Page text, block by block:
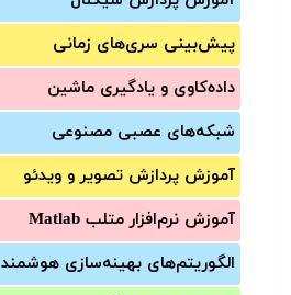
پیش‌‌بینی سری‌‌های زمانی
داده‌کاوی و یادگیری ماشین
شبکه‌های عصبی مصنوعی
آموزش‌ پردازش تصویر و ویدئو
آموزش‌ نرم‌افزار متلب Matlab
الگوریتم‌های بهینه‌سازی هوشمند